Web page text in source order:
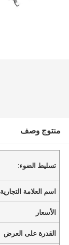
منتوج وصف
تسليط الضوء:
اسم العلامة التجارية
الأسعار
القدرة على العرض